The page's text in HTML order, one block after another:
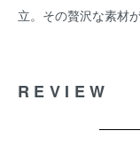
立。その贅沢な素材
REVIEW